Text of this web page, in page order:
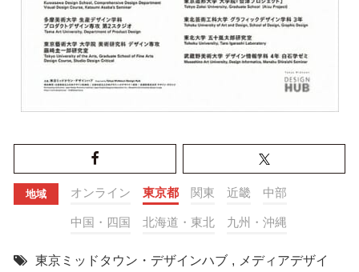
地域 オンライン 東京都 関東 近畿 中部
中国・四国 北海道・東北 九州・沖縄
東京ミッドタウン・デザインハブ , メディアデザイ